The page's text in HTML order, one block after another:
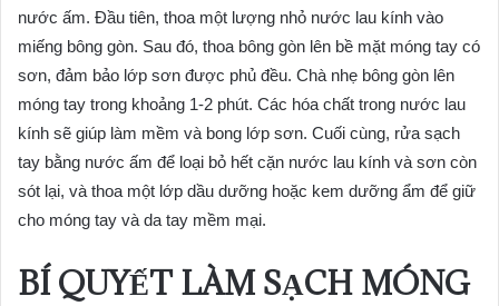
nước ấm. Đầu tiên, thoa một lượng nhỏ nước lau kính vào
miếng bông gòn. Sau đó, thoa bông gòn lên bề mặt móng tay có
sơn, đảm bảo lớp sơn được phủ đều. Chà nhẹ bông gòn lên
móng tay trong khoảng 1-2 phút. Các hóa chất trong nước lau
kính sẽ giúp làm mềm và bong lớp sơn. Cuối cùng, rửa sạch
tay bằng nước ấm để loại bỏ hết cặn nước lau kính và sơn còn
sót lại, và thoa một lớp dầu dưỡng hoặc kem dưỡng ẩm để giữ
cho móng tay và da tay mềm mại.
BÍ QUYẾT LÀM SẠCH MÓNG